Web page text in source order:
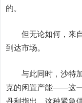
的。
但无论如何，来自
到达市场。
与此同时，沙特加
克的闲置产能——这一
丹利指出，这种紧急